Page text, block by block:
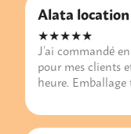
Alata location
★★★★★
J’ai commandé
pour mes clients
heure. Emballage